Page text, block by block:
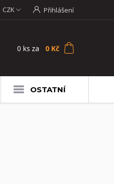
CZK Přihlášení
0 ks za 0 Kč
OSTATNÍ